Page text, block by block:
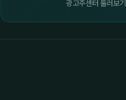
광고주센터 둘러보기